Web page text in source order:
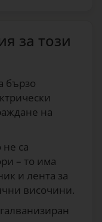
за този
бързо
на
са
– то има
и лента за
височини.